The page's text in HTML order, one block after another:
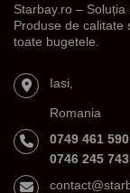
Starbay.ro –
Produse de calitate
toate bugetele.
Iasi,
Romania
0749 461 590
0746 245 743